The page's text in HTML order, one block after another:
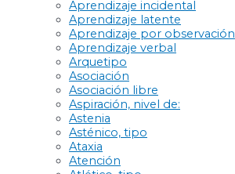
Aprendizaje incidental
Aprendizaje latente
Aprendizaje por observación
Aprendizaje verbal
Arquetipo
Asociación
Asociación libre
Aspiración, nivel de:
Astenia
Asténico, tipo
Ataxia
Atención